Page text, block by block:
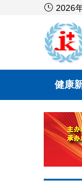
 2026
健康